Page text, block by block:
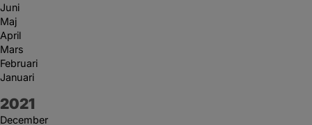
Juni
Maj
April
Mars
Februari
Januari
År:
2021
December